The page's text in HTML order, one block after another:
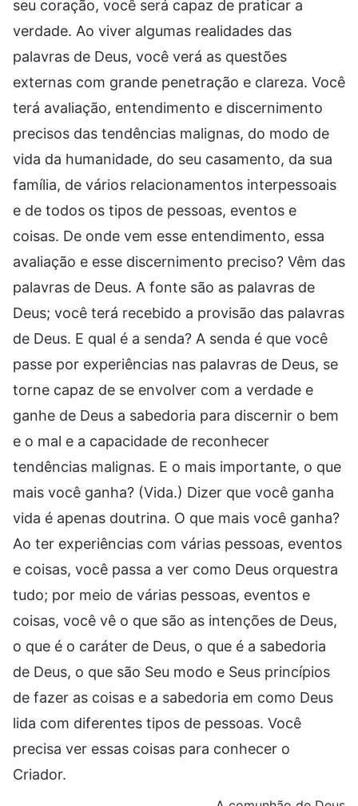
seu coração, você será capaz de praticar a
verdade. Ao viver algumas realidades das
palavras de Deus, você verá as questões
externas com grande penetração e clareza. Você
terá avaliação, entendimento e discernimento
precisos das tendências malignas, do modo de
vida da humanidade, do seu casamento, da sua
família, de vários relacionamentos interpessoais
e de todos os tipos de pessoas, eventos e
coisas. De onde vem esse entendimento, essa
avaliação e esse discernimento preciso? Vêm das
palavras de Deus. A fonte são as palavras de
Deus; você terá recebido a provisão das palavras
de Deus. E qual é a senda? A senda é que você
passe por experiências nas palavras de Deus, se
torne capaz de se envolver com a verdade e
ganhe de Deus a sabedoria para discernir o bem
e o mal e a capacidade de reconhecer
tendências malignas. E o mais importante, o que
mais você ganha? (Vida.) Dizer que você ganha
vida é apenas doutrina. O que mais você ganha?
Ao ter experiências com várias pessoas, eventos
e coisas, você passa a ver como Deus orquestra
tudo; por meio de várias pessoas, eventos e
coisas, você vê o que são as intenções de Deus,
o que é o caráter de Deus, o que é a sabedoria
de Deus, o que são Seu modo e Seus princípios
de fazer as coisas e a sabedoria em como Deus
lida com diferentes tipos de pessoas. Você
precisa ver essas coisas para conhecer o
Criador.